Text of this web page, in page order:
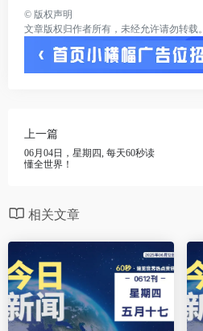
© 版权声明
文章版权归作者所有，未经允许请勿转载。
上一篇
06月04日，星期四, 每天60秒读
懂全世界！
相关文章